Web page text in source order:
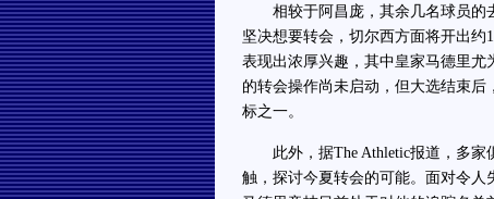
相较于阿昌庞，其余几名球员的
坚决想要转会，切尔西方面将开出
表现出浓厚兴趣，其中皇家马德里
的转会操作尚未启动，但大选结束
标之一。
此外，据The Athletic报道，多家
触，探讨今夏转会的可能。面对令人